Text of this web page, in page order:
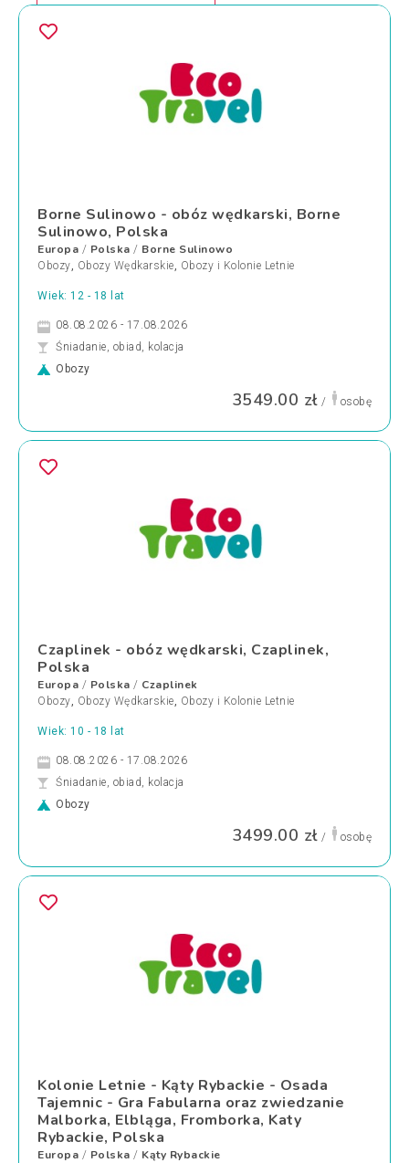
Borne Sulinowo - obóz wędkarski, Borne
Sulinowo, Polska
Europa / Polska / Borne Sulinowo
Obozy, Obozy Wędkarskie, Obozy i Kolonie Letnie
Wiek: 12 - 18 lat
08.08.2026 - 17.08.2026
Śniadanie, obiad, kolacja
Obozy
3549.00 zł / osobę
Czaplinek - obóz wędkarski, Czaplinek,
Polska
Europa / Polska / Czaplinek
Obozy, Obozy Wędkarskie, Obozy i Kolonie Letnie
Wiek: 10 - 18 lat
08.08.2026 - 17.08.2026
Śniadanie, obiad, kolacja
Obozy
3499.00 zł / osobę
Kolonie Letnie - Kąty Rybackie - Osada
Tajemnic - Gra Fabularna oraz zwiedzanie
Malborka, Elbląga, Fromborka, Katy
Rybackie, Polska
Europa / Polska / Kąty Rybackie